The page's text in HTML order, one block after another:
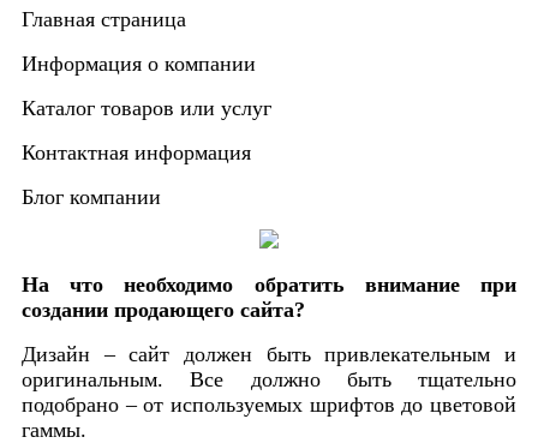
Главная страница
Информация о компании
Каталог товаров или услуг
Контактная информация
Блог компании
На что необходимо обратить внимание при
создании продающего сайта?
Дизайн – сайт должен быть привлекательным и
оригинальным. Все должно быть тщательно
подобрано – от используемых шрифтов до цветовой
гаммы.